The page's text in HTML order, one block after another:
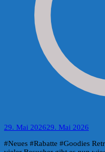
29. Mai 202629. Mai 2026
#Neues #Rabatte #Goodies